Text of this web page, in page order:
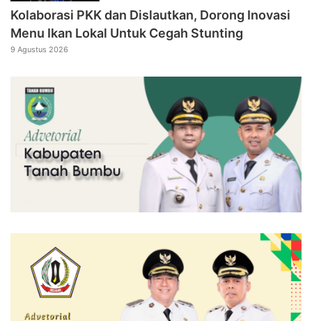
Kolaborasi PKK dan Dislautkan, Dorong Inovasi
Menu Ikan Lokal Untuk Cegah Stunting
9 Agustus 2026